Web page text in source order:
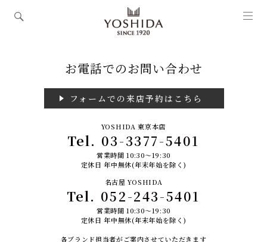
お電話でのお問い合わせ
フォームでの来店予約はこちら
YOSHIDA 東京本店
Tel. 03-3377-5401
営業時間 10:30～19:30
定休日 年中無休(年末年始を除く)
名古屋 YOSHIDA
Tel. 052-243-5401
営業時間 10:30～19:30
定休日 年中無休(年末年始を除く)
各ブランド担当者がご案内させていただきます